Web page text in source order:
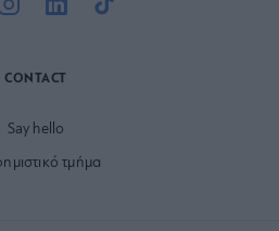
CONTACT
Say hello
τμήμα